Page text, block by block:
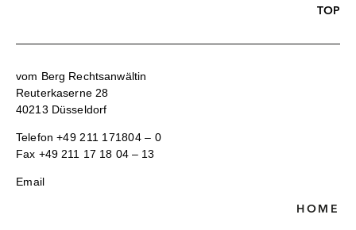
TOP
vom Berg Rechtsanwältin
Reuterkaserne 28
40213 Düsseldorf
Telefon+49 211 171804 – 0
Fax +49 211 17 18 04 – 13
Email
HOME